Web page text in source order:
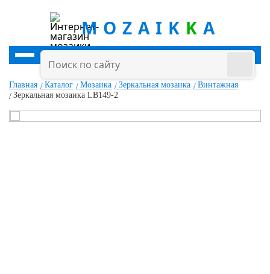
MOZAIK K A
Главная Каталог Мозаика Зеркальная мозаика
Винтажная
Зеркальная мозаика LB149-2